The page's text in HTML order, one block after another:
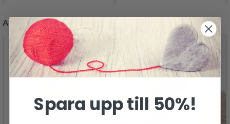
ANDRA KUNDER KÖPTE
- 19%
Spara upp till 50%!